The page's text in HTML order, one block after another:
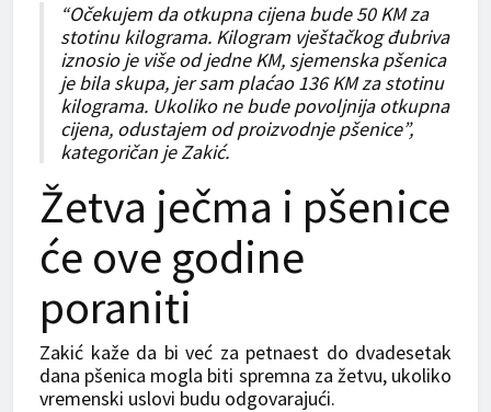
“Očekujem da otkupna cijena bude 50 KM za
stotinu kilograma. Kilogram vještačkog đubriva
iznosio je više od jedne KM, sjemenska pšenica
je bila skupa, jer sam plaćao 136 KM za stotinu
kilograma. Ukoliko ne bude povoljnija otkupna
cijena, odustajem od proizvodnje pšenice”,
kategoričan je Zakić.
Žetva ječma i pšenice
će ove godine
poraniti
Zakić kaže da bi već za petnaest do dvadesetak
dana pšenica mogla biti spremna za žetvu, ukoliko
vremenski uslovi budu odgovarajući.